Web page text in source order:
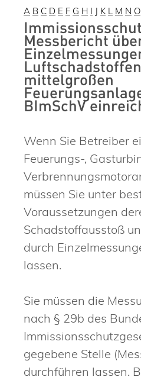
A B C D E F G H I J K L M N O
Messbericht
mittelgroßen
BImSchV
Wenn Sie Betreiber
Feuerungs-,
müssen Sie unter
Voraussetzungen
Schadstoffausstoß
durch
lassen.
Sie müssen die
nach § 29b des
gegebene Stelle
durchführen lassen.